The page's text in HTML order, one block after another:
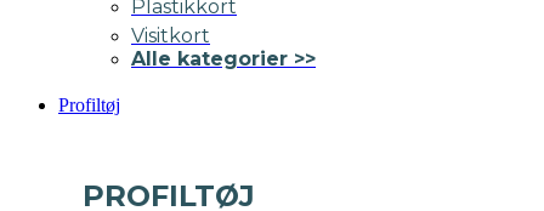
Plastikkort
Visitkort
Alle kategorier >>
Profiltøj
PROFILTØJ